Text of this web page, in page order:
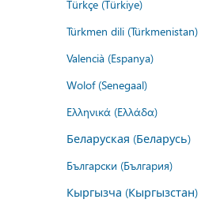
Türkçe (Türkiye)
Türkmen dili (Türkmenistan)
Valencià (Espanya)
Wolof (Senegaal)
Ελληνικά (Ελλάδα)
Беларуская (Беларусь)
Български (България)
Кыргызча (Кыргызстан)